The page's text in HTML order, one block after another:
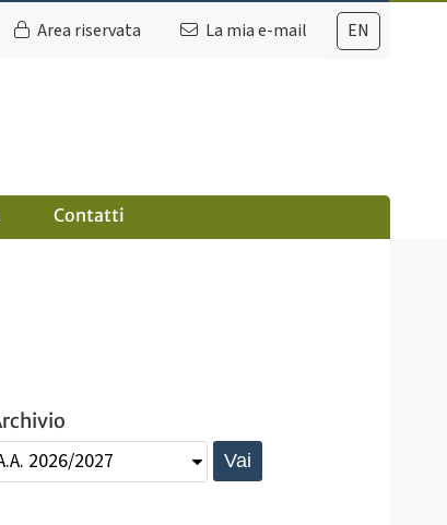
EN
Area riservata La mia e-mail
Contatti
Vai